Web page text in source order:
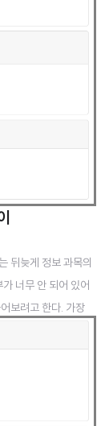
늦게 정보 과목의
너무 안 되어 있어
보려고 한다. 가장